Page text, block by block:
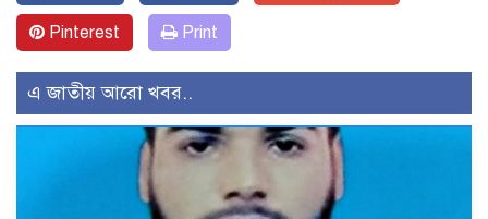
Pinterest Print
এ জাতীয় আরো খবর..